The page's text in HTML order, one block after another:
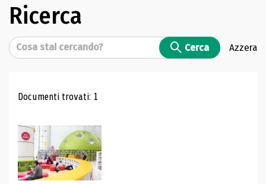
Ricerca
Cerca Cerca Azzera
Risultati di ricerca
Documenti trovati: 1